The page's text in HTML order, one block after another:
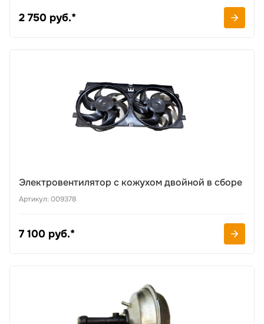
2 750 руб.*
Электровентилятор с кожухом двойной в сборе
Артикул: 009378
7 100 руб.*